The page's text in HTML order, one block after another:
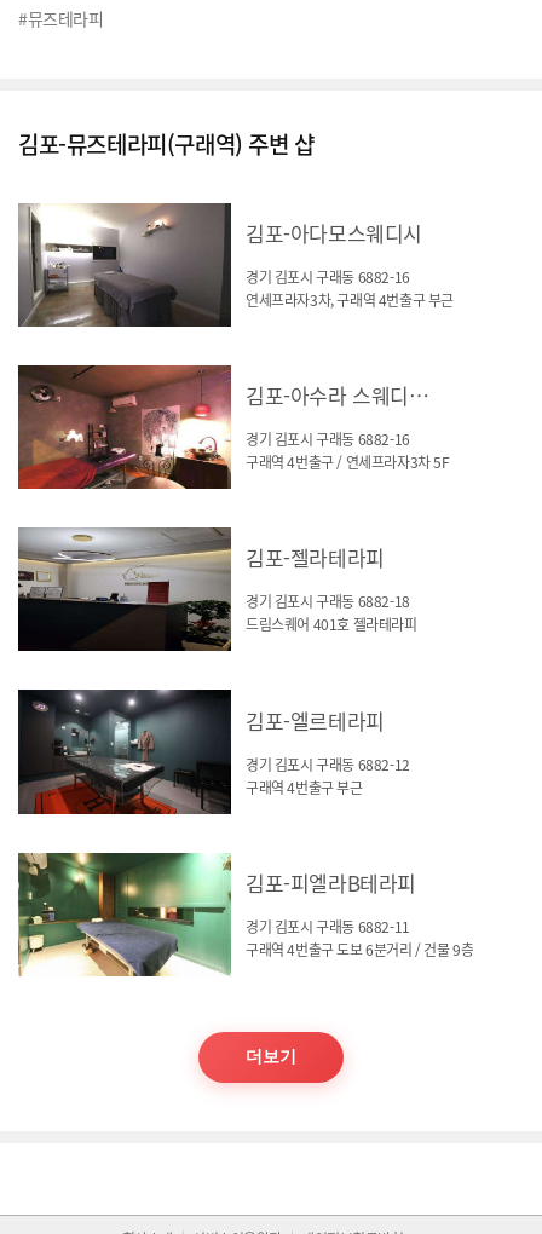
#뮤즈테라피
김포-뮤즈테라피(구래역) 주변 샵
김포-아다모스웨디시
경기 김포시 구래동 6882-16
연세프라자3차, 구래역 4번출구 부근
김포-아수라 스웨디시(바디케어)
경기 김포시 구래동 6882-16
구래역 4번출구 / 연세프라자3차 5F
김포-젤라테라피
경기 김포시 구래동 6882-18
드림스퀘어 401호 젤라테라피
김포-엘르테라피
경기 김포시 구래동 6882-12
구래역 4번출구 부근
김포-피엘라B테라피
경기 김포시 구래동 6882-11
구래역 4번출구 도보 6분거리 / 건물 9층
더보기